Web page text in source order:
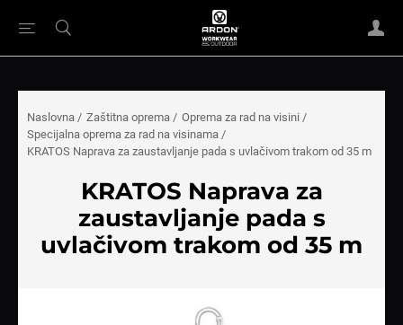
Naslovna / Zaštitna oprema / Oprema za rad na visini /
Specijalna oprema za rad na visinama /
KRATOS Naprava za zaustavljanje pada s uvlačivom trakom od 35 m
KRATOS Naprava za
zaustavljanje pada s
uvlačivom trakom od 35 m